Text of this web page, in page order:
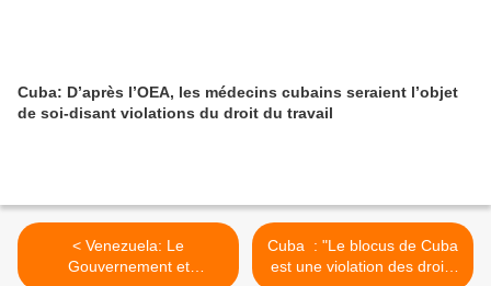
Cuba: D’après l’OEA, les médecins cubains seraient l’objet
de soi-disant violations du droit du travail
< Venezuela: Le
Gouvernement et
Cuba : "Le blocus de Cuba
est une violation des droits